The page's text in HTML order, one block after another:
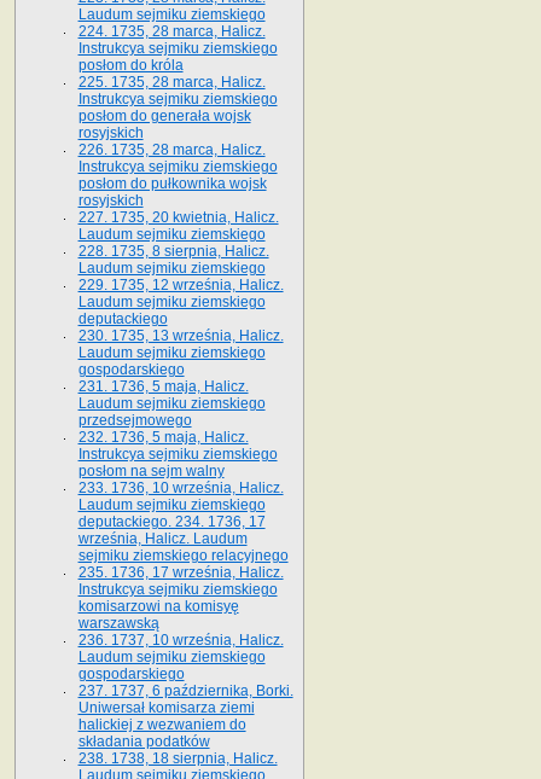
Laudum sejmiku ziemskiego
224. 1735, 28 marca, Halicz.
Instrukcya sejmiku ziemskiego
posłom do króla
225. 1735, 28 marca, Halicz.
Instrukcya sejmiku ziemskiego
posłom do generała wojsk
rosyjskich
226. 1735, 28 marca, Halicz.
Instrukcya sejmiku ziemskiego
posłom do pułkownika wojsk
rosyjskich
227. 1735, 20 kwietnia, Halicz.
Laudum sejmiku ziemskiego
228. 1735, 8 sierpnia, Halicz.
Laudum sejmiku ziemskiego
229. 1735, 12 września, Halicz.
Laudum sejmiku ziemskiego
deputackiego
230. 1735, 13 września, Halicz.
Laudum sejmiku ziemskiego
gospodarskiego
231. 1736, 5 maja, Halicz.
Laudum sejmiku ziemskiego
przedsejmowego
232. 1736, 5 maja, Halicz.
Instrukcya sejmiku ziemskiego
posłom na sejm walny
233. 1736, 10 września, Halicz.
Laudum sejmiku ziemskiego
deputackiego. 234. 1736, 17
września, Halicz. Laudum
sejmiku ziemskiego relacyjnego
235. 1736, 17 września, Halicz.
Instrukcya sejmiku ziemskiego
komisarzowi na komisyę
warszawską
236. 1737, 10 września, Halicz.
Laudum sejmiku ziemskiego
gospodarskiego
237. 1737, 6 października, Borki.
Uniwersał komisarza ziemi
halickiej z wezwaniem do
składania podatków
238. 1738, 18 sierpnia, Halicz.
Laudum sejmiku ziemskiego